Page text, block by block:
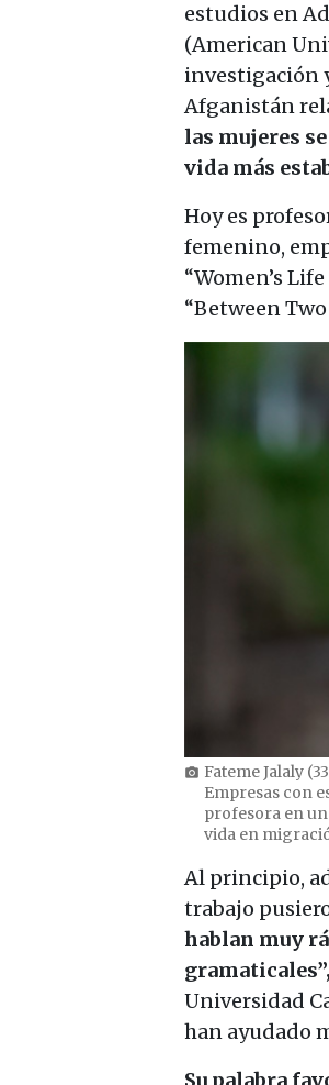
estudios en
(American
investigación
Afganistán
las mujeres
vida más
Hoy es
femenino,
“Women’s
“Between
photo_camera Fateme Jalaly
Empresas con
profesora en
vida en
Al principio,
trabajo
hablan muy
gramaticales”,
Universidad
han ayudado